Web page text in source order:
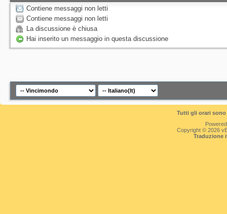
Contiene messaggi non letti
Contiene messaggi non letti
La discussione è chiusa
Hai inserito un messaggio in questa discussione
Tutti gli orari
Copyright © 2026
Traduzione